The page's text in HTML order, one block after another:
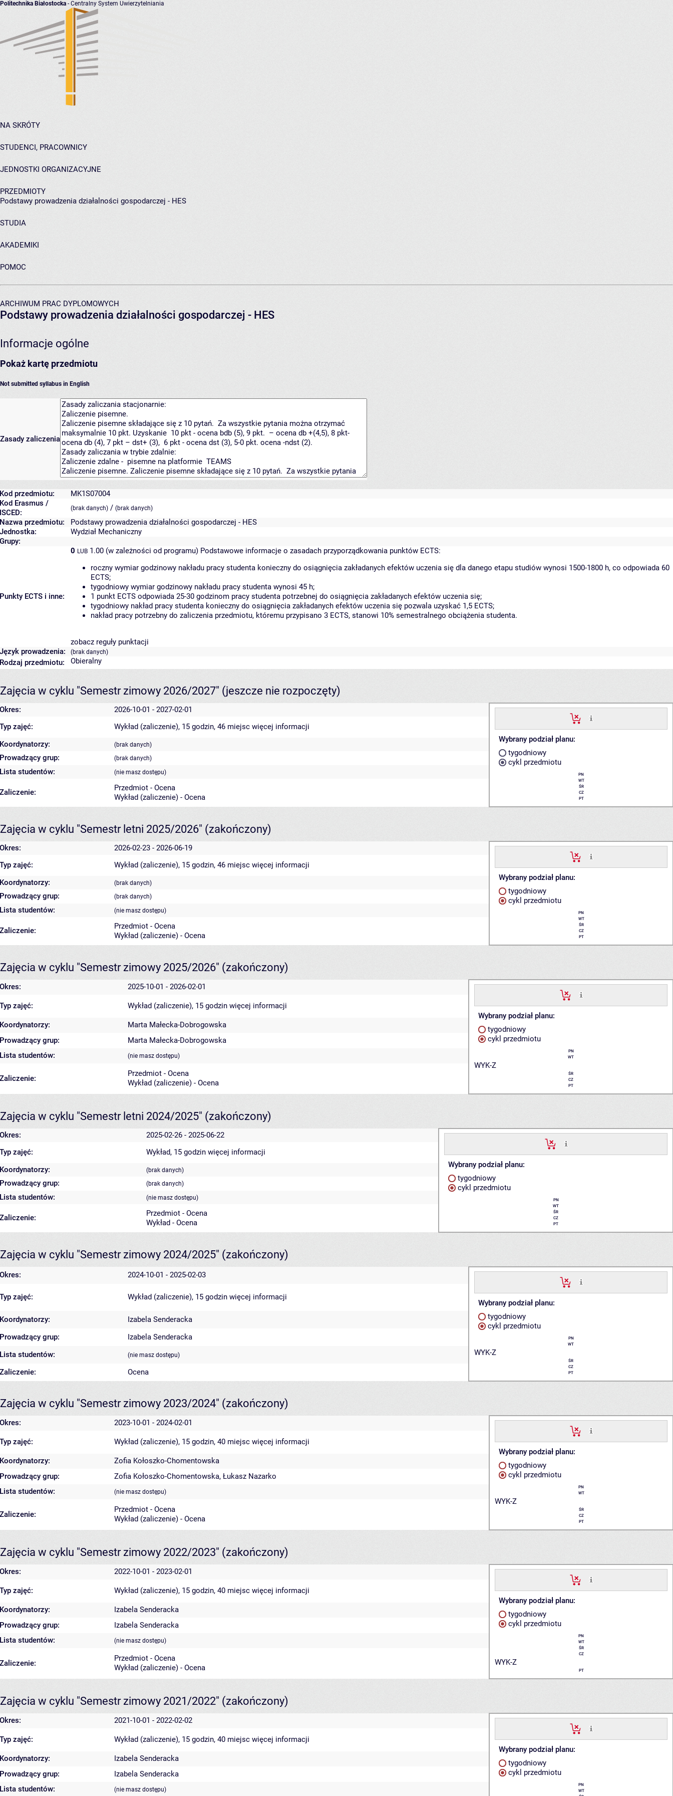
Politechnika Białostocka - Centralny System Uwierzytelniania
NA SKRÓTY
STUDENCI, PRACOWNICY
JEDNOSTKI ORGANIZACYJNE
PRZEDMIOTY
Podstawy prowadzenia działalności gospodarczej - HES
STUDIA
AKADEMIKI
POMOC
ARCHIWUM PRAC DYPLOMOWYCH
Podstawy prowadzenia działalności gospodarczej - HES
Informacje ogólne
Pokaż kartę przedmiotu
Not submitted syllabus in English
Zasady zaliczenia
Kod przedmiotu:
MK1S07004
Kod Erasmus /
ISCED:
(brak danych) / (brak danych)
Nazwa przedmiotu:
Podstawy prowadzenia działalności gospodarczej - HES
Jednostka:
Wydział Mechaniczny
Grupy:
Punkty ECTS i inne:
0 LUB 1.00 (w zależności od programu) Podstawowe informacje o zasadach przyporządkowania punktów ECTS:
roczny wymiar godzinowy nakładu pracy studenta konieczny do osiągnięcia zakładanych efektów uczenia się dla danego etapu studiów wynosi 1500-1800 h, co odpowiada 60
ECTS;
tygodniowy wymiar godzinowy nakładu pracy studenta wynosi 45 h;
1 punkt ECTS odpowiada 25-30 godzinom pracy studenta potrzebnej do osiągnięcia zakładanych efektów uczenia się;
tygodniowy nakład pracy studenta konieczny do osiągnięcia zakładanych efektów uczenia się pozwala uzyskać 1,5 ECTS;
nakład pracy potrzebny do zaliczenia przedmiotu, któremu przypisano 3 ECTS, stanowi 10% semestralnego obciążenia studenta.
zobacz reguły punktacji
Język prowadzenia:
(brak danych)
Rodzaj przedmiotu: Obieralny
Zajęcia w cyklu "Semestr zimowy 2026/2027" (jeszcze nie rozpoczęty)
Okres: 2026-10-01 - 2027-02-01
Wybrany podział planu:
tygodniowy
cykl przedmiotu
PN
WT
ŚR
CZ
PT
Typ zajęć: Wykład (zaliczenie), 15 godzin, 46 miejsc więcej informacji
Koordynatorzy:
(brak danych)
Prowadzący grup: (brak danych)
Lista studentów: (nie masz dostępu)
Zaliczenie:
Przedmiot - Ocena
Wykład (zaliczenie) - Ocena
Zajęcia w cyklu "Semestr letni 2025/2026" (zakończony)
Okres: 2026-02-23 - 2026-06-19
Wybrany podział planu:
tygodniowy
cykl przedmiotu
PN
WT
ŚR
CZ
PT
Typ zajęć: Wykład (zaliczenie), 15 godzin, 46 miejsc więcej informacji
Koordynatorzy:
(brak danych)
Prowadzący grup: (brak danych)
Lista studentów: (nie masz dostępu)
Zaliczenie:
Przedmiot - Ocena
Wykład (zaliczenie) - Ocena
Zajęcia w cyklu "Semestr zimowy 2025/2026" (zakończony)
Okres: 2025-10-01 - 2026-02-01
Wybrany podział planu:
tygodniowy
cykl przedmiotu
PN
WT
WYK-Z
ŚR
CZ
PT
Typ zajęć: Wykład (zaliczenie), 15 godzin więcej informacji
Koordynatorzy:
Marta Małecka-Dobrogowska
Prowadzący grup:
Marta Małecka-Dobrogowska
Lista studentów:
(nie masz dostępu)
Zaliczenie:
Przedmiot - Ocena
Wykład (zaliczenie) - Ocena
Zajęcia w cyklu "Semestr letni 2024/2025" (zakończony)
Okres: 2025-02-26 - 2025-06-22
Wybrany podział planu:
tygodniowy
cykl przedmiotu
PN
WT
ŚR
CZ
PT
Typ zajęć: Wykład, 15 godzin więcej informacji
Koordynatorzy:
(brak danych)
Prowadzący grup: (brak danych)
Lista studentów: (nie masz dostępu)
Zaliczenie:
Przedmiot - Ocena
Wykład - Ocena
Zajęcia w cyklu "Semestr zimowy 2024/2025" (zakończony)
Okres: 2024-10-01 - 2025-02-03
Wybrany podział planu:
tygodniowy
cykl przedmiotu
PN
WT
WYK-Z
ŚR
CZ
PT
Typ zajęć: Wykład (zaliczenie), 15 godzin więcej informacji
Koordynatorzy:
Izabela Senderacka
Prowadzący grup:
Izabela Senderacka
Lista studentów:
(nie masz dostępu)
Zaliczenie: Ocena
Zajęcia w cyklu "Semestr zimowy 2023/2024" (zakończony)
Okres: 2023-10-01 - 2024-02-01
Wybrany podział planu:
tygodniowy
cykl przedmiotu
PN
WT
WYK-Z
ŚR
CZ
PT
Typ zajęć: Wykład (zaliczenie), 15 godzin, 40 miejsc więcej informacji
Koordynatorzy:
Zofia Kołoszko-Chomentowska
Prowadzący grup:
Zofia Kołoszko-Chomentowska, Łukasz Nazarko
Lista studentów:
(nie masz dostępu)
Zaliczenie:
Przedmiot - Ocena
Wykład (zaliczenie) - Ocena
Zajęcia w cyklu "Semestr zimowy 2022/2023" (zakończony)
Okres: 2022-10-01 - 2023-02-01
Wybrany podział planu:
tygodniowy
cykl przedmiotu
PN
WT
ŚR
CZ
WYK-Z
PT
Typ zajęć: Wykład (zaliczenie), 15 godzin, 40 miejsc więcej informacji
Koordynatorzy:
Izabela Senderacka
Prowadzący grup:
Izabela Senderacka
Lista studentów:
(nie masz dostępu)
Zaliczenie:
Przedmiot - Ocena
Wykład (zaliczenie) - Ocena
Zajęcia w cyklu "Semestr zimowy 2021/2022" (zakończony)
Okres: 2021-10-01 - 2022-02-02
Wybrany podział planu:
tygodniowy
cykl przedmiotu
PN
WT
Typ zajęć: Wykład (zaliczenie), 15 godzin, 40 miejsc więcej informacji
Koordynatorzy:
Izabela Senderacka
Prowadzący grup:
Izabela Senderacka
Lista studentów:
(nie masz dostępu)